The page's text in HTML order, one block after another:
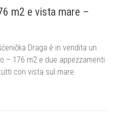
m2 e vista mare –
Draga è in vendita un
– 176 m2 e due appezzamenti
con vista sul mare.